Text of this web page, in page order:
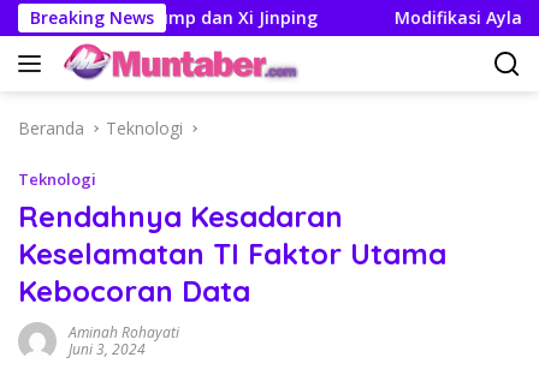
Langsung
ke
konten
Breaking News
Trump dan Xi Jinping Modifikasi Ayla
Beranda Teknologi
Teknologi
Rendahnya Kesadaran
Keselamatan TI Faktor Utama
Kebocoran Data
Aminah Rohayati
Juni 3, 2024